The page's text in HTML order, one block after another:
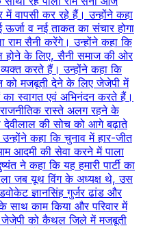
में वापसी कर रहे हैं। उन्होंने कहा
ऊर्जा व नई ताकत का संचार होगा
राम सैनी करेंगे। उन्होंने कहा कि
होने के लिए, सैनी समाज की ओर
करते हैं। उन्होंने कहा कि
को मजबूती देने के लिए जेजेपी में
का स्वागत एवं अभिनंदन करते हैं।
रास्ते अलग रहने के
देवीलाल की सोच को आगे बढ़ाते
कहा कि चुनाव में हार-जीत
आदमी की सेवा करने में पाला
ने कहा कि यह हमारी पार्टी का
जब यूथ विंग के अध्यक्ष थे, उस
ज्ञानसिंह गुर्जर ढांड और
साथ काम किया और परिवार में
जेजेपी को कैथल जिले में मजबूती